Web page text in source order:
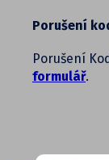
Porušení
Porušení
formulář.